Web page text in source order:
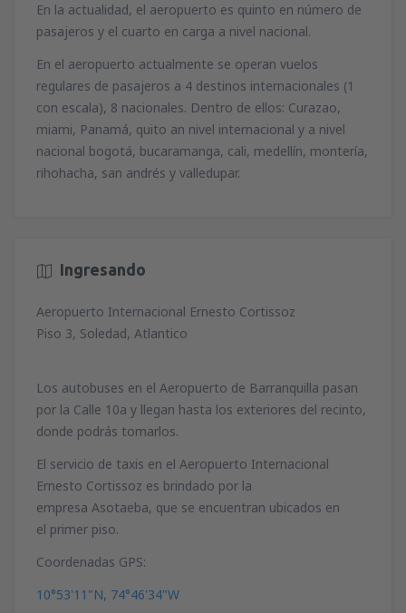
En la actualidad, el aeropuerto es quinto en número de
pasajeros y el cuarto en carga a nivel nacional.
En el aeropuerto actualmente se operan vuelos
regulares de pasajeros a 4 destinos internacionales (1
con escala), 8 nacionales. Dentro de ellos: Curazao,
miami, Panamá, quito an nivel internacional y a nivel
nacional bogotá, bucaramanga, cali, medellín, montería,
rihohacha, san andrés y valledupar.
Ingresando
Aeropuerto Internacional Ernesto Cortissoz
Piso 3, Soledad, Atlantico
Los autobuses en el Aeropuerto de Barranquilla pasan
por la Calle 10a y llegan hasta los exteriores del recinto,
donde podrás tomarlos.
El servicio de taxis en el Aeropuerto Internacional
Ernesto Cortissoz es brindado por la
empresa Asotaeba, que se encuentran ubicados en
el primer piso.
Coordenadas GPS:
10°53'11"N, 74°46'34"W